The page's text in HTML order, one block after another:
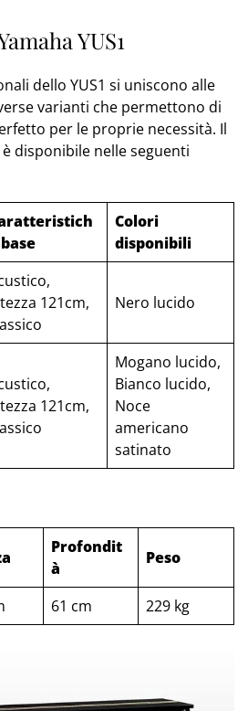
YUS1
dello YUS1 si uniscono alle
varianti che permettono di
per le proprie necessità. Il
disponibile nelle seguenti
Colori
disponibili
121cm,
Nero lucido
121cm,
Mogano lucido,
Bianco lucido,
Noce
americano
satinato
Profondit
à
Peso
61 cm 229 kg